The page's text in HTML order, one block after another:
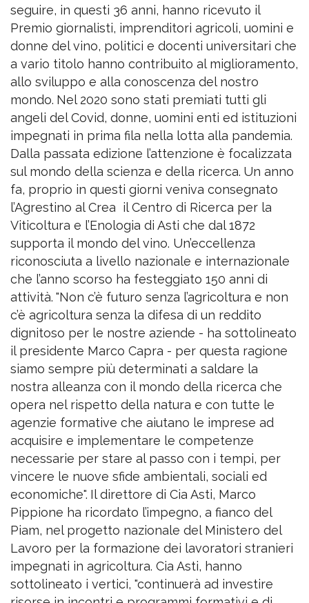
seguire, in questi 36 anni, hanno ricevuto il
Premio giornalisti, imprenditori agricoli, uomini e
donne del vino, politici e docenti universitari che
a vario titolo hanno contribuito al miglioramento,
allo sviluppo e alla conoscenza del nostro
mondo. Nel 2020 sono stati premiati tutti gli
angeli del Covid, donne, uomini enti ed istituzioni
impegnati in prima fila nella lotta alla pandemia.
Dalla passata edizione l’attenzione è focalizzata
sul mondo della scienza e della ricerca. Un anno
fa, proprio in questi giorni veniva consegnato
l’Agrestino al Crea il Centro di Ricerca per la
Viticoltura e l’Enologia di Asti che dal 1872
supporta il mondo del vino. Un’eccellenza
riconosciuta a livello nazionale e internazionale
che l’anno scorso ha festeggiato 150 anni di
attività. "Non c’è futuro senza l’agricoltura e non
c’è agricoltura senza la difesa di un reddito
dignitoso per le nostre aziende - ha sottolineato
il presidente Marco Capra - per questa ragione
siamo sempre più determinati a saldare la
nostra alleanza con il mondo della ricerca che
opera nel rispetto della natura e con tutte le
agenzie formative che aiutano le imprese ad
acquisire e implementare le competenze
necessarie per stare al passo con i tempi, per
vincere le nuove sfide ambientali, sociali ed
economiche". Il direttore di Cia Asti, Marco
Pippione ha ricordato l’impegno, a fianco del
Piam, nel progetto nazionale del Ministero del
Lavoro per la formazione dei lavoratori stranieri
impegnati in agricoltura. Cia Asti, hanno
sottolineato i vertici, "continuerà ad investire